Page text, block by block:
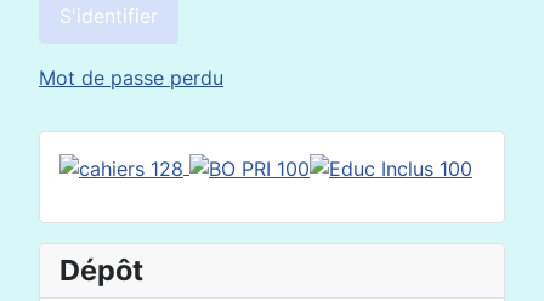
S'identifier
Mot de passe perdu
Dépôt